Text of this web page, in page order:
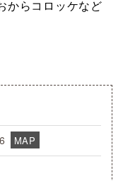
からコロッケなど
MAP